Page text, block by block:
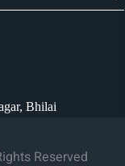
Bhilai
Reserved